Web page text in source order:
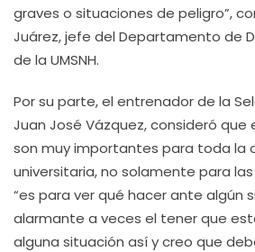
graves o situaciones de peligro”,
Juárez, jefe del Departamento de
de la UMSNH.
Por su parte, el entrenador de la
Juan José Vázquez, consideró
son muy importantes para toda la
universitaria, no solamente para
“es para ver qué hacer ante algún
alarmante a veces el tener que
alguna situación así y creo que